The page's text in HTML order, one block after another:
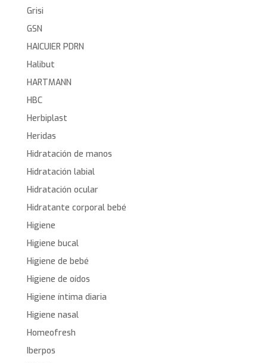
Grisi
GSN
HAICUIER PDRN
Halibut
HARTMANN
HBC
Herbiplast
Heridas
Hidratación de manos
Hidratación labial
Hidratación ocular
Hidratante corporal bebé
Higiene
Higiene bucal
Higiene de bebé
Higiene de oídos
Higiene íntima diaria
Higiene nasal
Homeofresh
Iberpos